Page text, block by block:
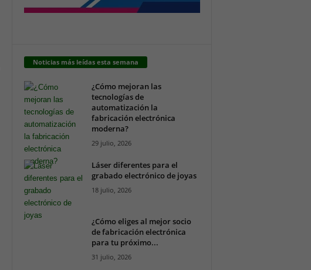
Noticias más leídas esta semana
¿Cómo mejoran las
tecnologías de
automatización la
fabricación electrónica
moderna?
29 julio, 2026
Láser diferentes para el
grabado electrónico de joyas
18 julio, 2026
¿Cómo eliges al mejor socio
de fabricación electrónica
para tu próximo...
31 julio, 2026